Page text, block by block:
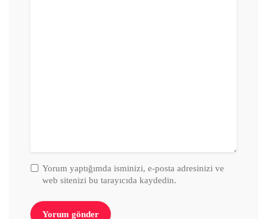
Yorum yaptığımda isminizi, e-posta adresinizi ve
web sitenizi bu tarayıcıda kaydedin.